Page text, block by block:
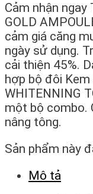
Cảm nhận ngay
GOLD
cảm giá căng
ngày sử dụng.
cải thiện 45%.
hợp bộ đôi
WHITENNING
một bộ combo.
nâng tông.
Sản phẩm này
Mô tả